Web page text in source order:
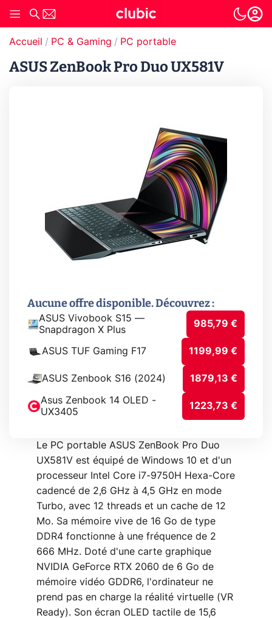
Accueil PC & Gaming PC portable
ASUS ZenBook Pro Duo UX581V
Aucune offre disponible. Découvrez :
ASUS Vivobook S15 —
Snapdragon X Plus
985,79 €
ASUS TUF Gaming F17 1199,99 €
ASUS Zenbook S16 (2024) 1879,13 €
Asus Zenbook 14 OLED -
UX3405
1223,73 €
Le PC portable ASUS ZenBook Pro Duo
UX581V est équipé de Windows 10 et d'un
processeur Intel Core i7-9750H Hexa-Core
cadencé de 2,6 GHz à 4,5 GHz en mode
Turbo, avec 12 threads et un cache de 12
Mo. Sa mémoire vive de 16 Go de type
DDR4 fonctionne à une fréquence de 2
666 MHz. Doté d'une carte graphique
NVIDIA GeForce RTX 2060 de 6 Go de
mémoire vidéo GDDR6, l'ordinateur ne
prend pas en charge la réalité virtuelle (VR
Ready). Son écran OLED tactile de 15,6